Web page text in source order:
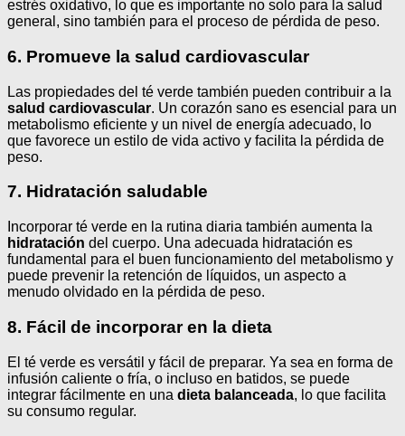
estrés oxidativo, lo que es importante no solo para la salud
general, sino también para el proceso de pérdida de peso.
6. Promueve la salud cardiovascular
Las propiedades del té verde también pueden contribuir a la
salud cardiovascular. Un corazón sano es esencial para un
metabolismo eficiente y un nivel de energía adecuado, lo
que favorece un estilo de vida activo y facilita la pérdida de
peso.
7. Hidratación saludable
Incorporar té verde en la rutina diaria también aumenta la
hidratación del cuerpo. Una adecuada hidratación es
fundamental para el buen funcionamiento del metabolismo y
puede prevenir la retención de líquidos, un aspecto a
menudo olvidado en la pérdida de peso.
8. Fácil de incorporar en la dieta
El té verde es versátil y fácil de preparar. Ya sea en forma de
infusión caliente o fría, o incluso en batidos, se puede
integrar fácilmente en una dieta balanceada, lo que facilita
su consumo regular.